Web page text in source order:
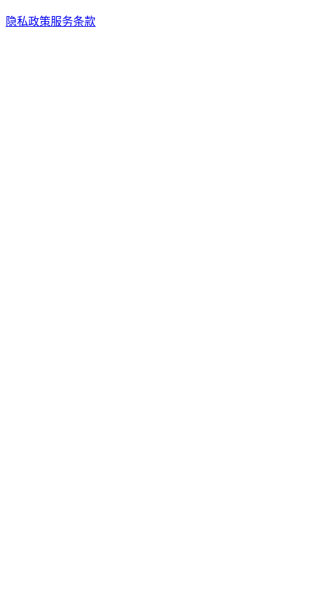
隐私政策服务条款